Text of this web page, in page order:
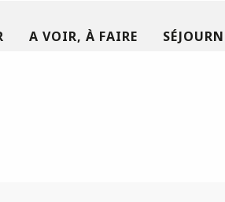
A VOIR, À FAIRE